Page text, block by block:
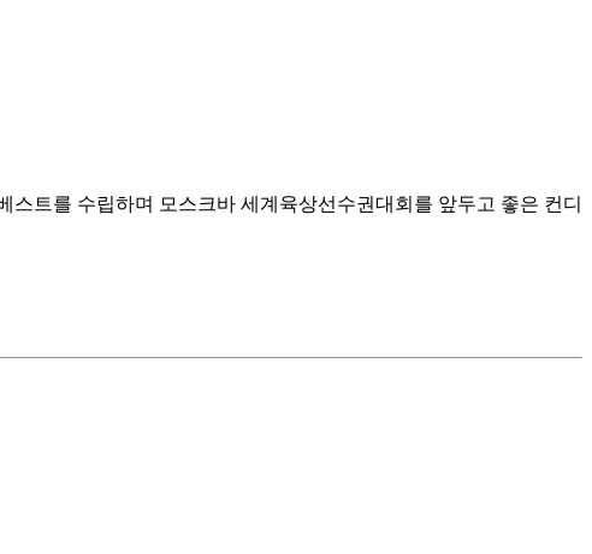
트를 수립하며 모스크바 세계육상선수권대회를 앞두고 좋은 컨디